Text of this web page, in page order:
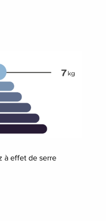
à effet de serre